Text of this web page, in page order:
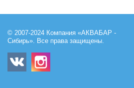
© 2007-2024 Компания «АКВАБАР -
Сибирь». Все права защищены.